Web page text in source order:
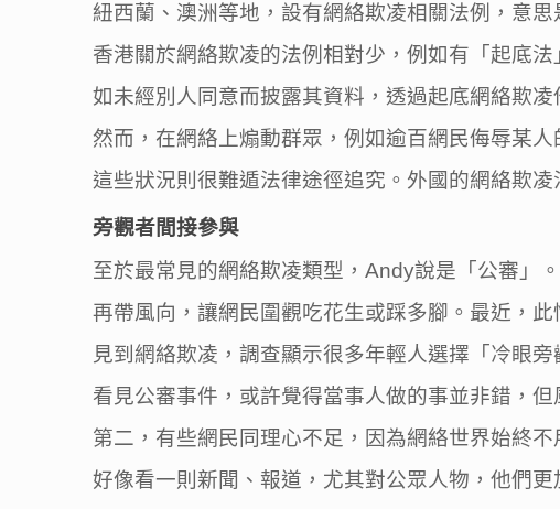
紐西蘭、澳洲等地，設有網絡欺凌相關法例，意
香港關於網絡欺凌的法例相對少，例如有「起底
如未經別人同意而披露其資料，透過起底網絡欺凌
然而，在網絡上煽動群眾，例如逾百網民侮辱某
這些狀況則很難遁法律途徑追究。外國的網絡欺
旁觀者間接參與
至於最常見的網絡欺凌類型，Andy說是「公審」
再帶風向，讓網民圍觀吃花生或踩多腳。最近，
見到網絡欺凌，調查顯示很多年輕人選擇「冷眼
看見公審事件，或許覺得當事人做的事並非錯，
第二，有些網民同理心不足，因為網絡世界始終
好像看一則新聞、報道，尤其對公眾人物，他們更